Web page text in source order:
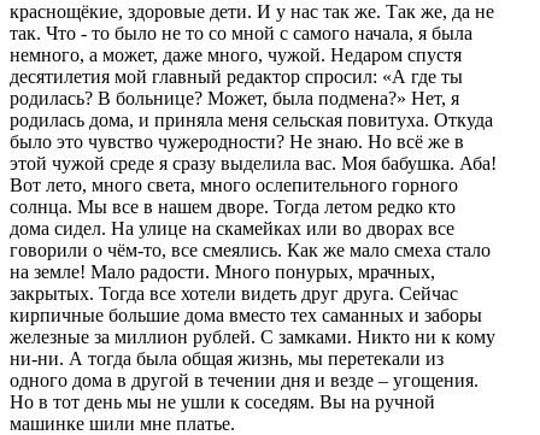
краснощёкие, здоровые дети. И у нас так же. Так же, да не
так. Что - то было не то со мной с самого начала, я была
немного, а может, даже много, чужой. Недаром спустя
десятилетия мой главный редактор спросил: «А где ты
родилась? В больнице? Может, была подмена?» Нет, я
родилась дома, и приняла меня сельская повитуха. Откуда
было это чувство чужеродности? Не знаю. Но всё же в
этой чужой среде я сразу выделила вас. Моя бабушка. Аба!
Вот лето, много света, много ослепительного горного
солнца. Мы все в нашем дворе. Тогда летом редко кто
дома сидел. На улице на скамейках или во дворах все
говорили о чём-то, все смеялись. Как же мало смеха стало
на земле! Мало радости. Много понурых, мрачных,
закрытых. Тогда все хотели видеть друг друга. Сейчас
кирпичные большие дома вместо тех саманных и заборы
железные за миллион рублей. С замками. Никто ни к кому
ни-ни. А тогда была общая жизнь, мы перетекали из
одного дома в другой в течении дня и везде – угощения.
Но в тот день мы не ушли к соседям. Вы на ручной
машинке шили мне платье.